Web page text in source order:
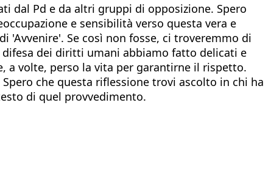
dal Pd e da altri gruppi di opposizione. Spero
e sensibilità verso questa vera e
Se così non fosse, ci troveremmo di
dei diritti umani abbiamo fatto delicati e
volte, perso la vita per garantirne il rispetto.
che questa riflessione trovi ascolto in chi ha
di quel provvedimento.